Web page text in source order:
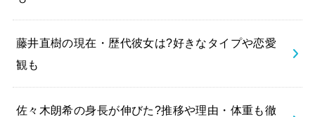
藤井直樹の現在・歴代彼女は?好きなタイプや恋愛
観も
佐々木朗希の身長が伸びた?推移や理由・体重も徹